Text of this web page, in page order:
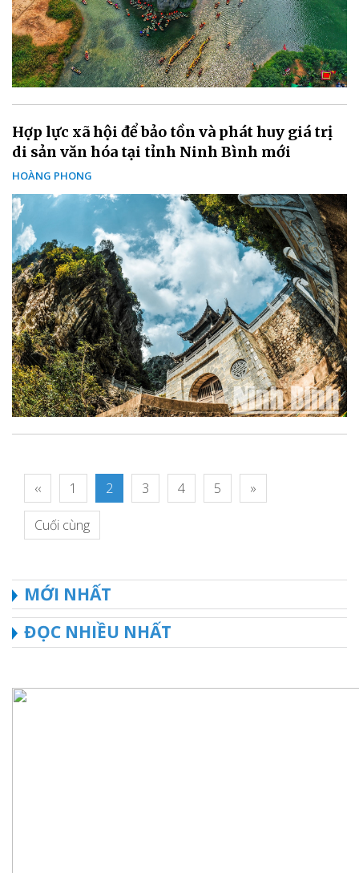
Hợp lực xã hội để bảo tồn và phát huy giá trị
di sản văn hóa tại tỉnh Ninh Bình mới
HOÀNG PHONG
‹‹ 1 2 3 4 5 »
Cuối cùng
MỚI NHẤT
ĐỌC NHIỀU NHẤT